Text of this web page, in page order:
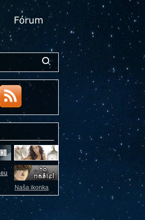
Naša ikonka